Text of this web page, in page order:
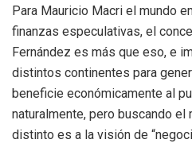
Para Mauricio Macri el mundo
finanzas especulativas, el
Fernández es más que eso, e
distintos continentes para
beneficie económicamente al
naturalmente, pero buscando
distinto es a la visión de